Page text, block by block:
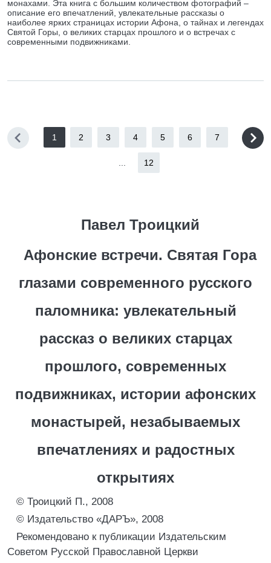
монахами. Эта книга с большим количеством фотографий –
описание его впечатлений, увлекательные рассказы о
наиболее ярких страницах истории Афона, о тайнах и легендах
Святой Горы, о великих старцах прошлого и о встречах с
современными подвижниками.
1 2 3 4 5 6 7
12
Павел Троицкий
Афонские встречи. Святая Гора
глазами современного русского
паломника: увлекательный
рассказ о великих старцах
прошлого, современных
подвижниках, истории афонских
монастырей, незабываемых
впечатлениях и радостных
открытиях
© Троицкий П., 2008
© Издательство «ДАРЪ», 2008
Рекомендовано к публикации Издательским
Советом Русской Православной Церкви